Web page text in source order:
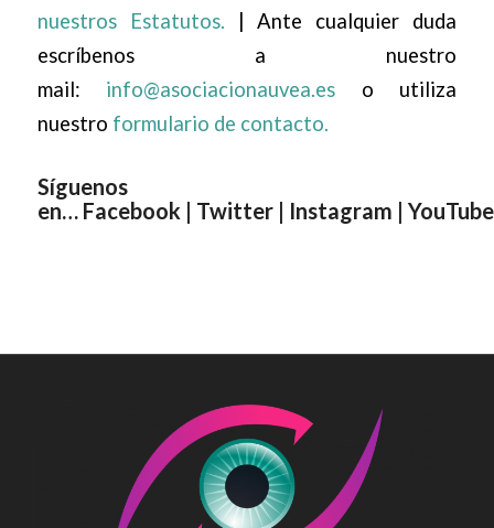
nuestros Estatutos. | Ante cualquier duda
escríbenos a nuestro
mail: info@asociacionauvea.es o utiliza
nuestro formulario de contacto.
Síguenos
en… Facebook | Twitter| Instagram | YouTube